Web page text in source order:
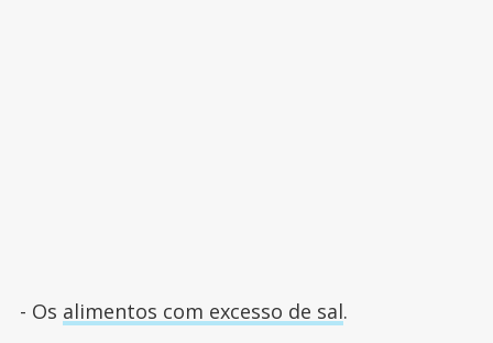
- Os alimentos com excesso de sal.